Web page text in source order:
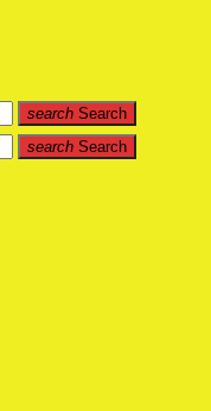
search Search
search Search